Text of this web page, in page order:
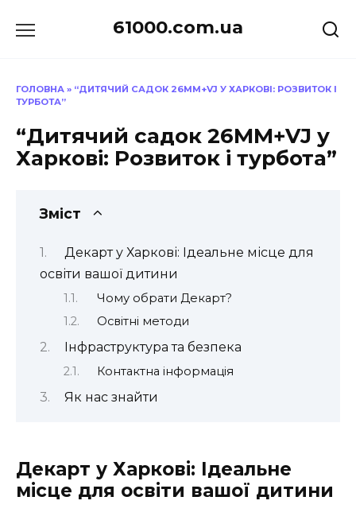
до
61000.com.ua
ГОЛОВНА » “ДИТЯЧИЙ САДОК 26MM+VJ У ХАРКОВІ: РОЗВИТОК І
ТУРБОТА”
“Дитячий садок 26MM+VJ у
Харкові: Розвиток і турбота”
Зміст
Декарт у Харкові: Ідеальне місце для
освіти вашої дитини
Чому обрати Декарт?
Освітні методи
Інфраструктура та безпека
Контактна інформація
Як нас знайти
Декарт у Харкові: Ідеальне
місце для освіти вашої дитини